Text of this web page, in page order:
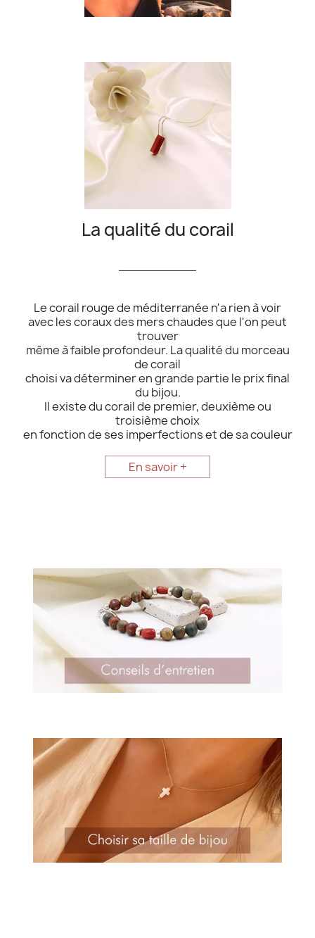
La qualité du corail
Le corail rouge de méditerranée n'a rien à voir
avec les coraux des mers chaudes que l'on peut
trouver
même à faible profondeur. La qualité du morceau
de corail
choisi va déterminer en grande partie le prix final
du bijou.
Il existe du corail de premier, deuxième ou
troisième choix
en fonction de ses imperfections et de sa couleur
En savoir +